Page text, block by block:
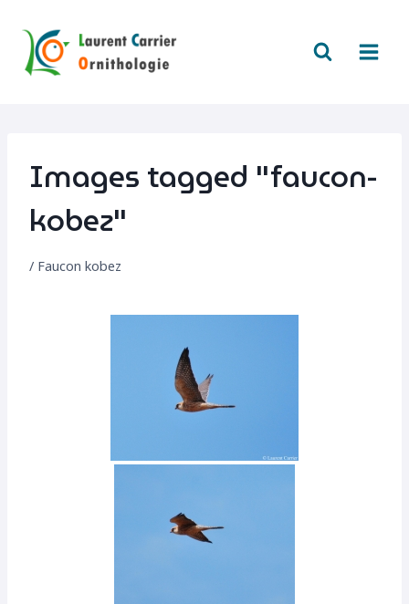
contenu
Images tagged "faucon-
kobez"
/ Faucon kobez